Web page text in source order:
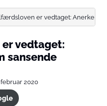
er vedtaget:
vedtaget:
sansende
februar 2020